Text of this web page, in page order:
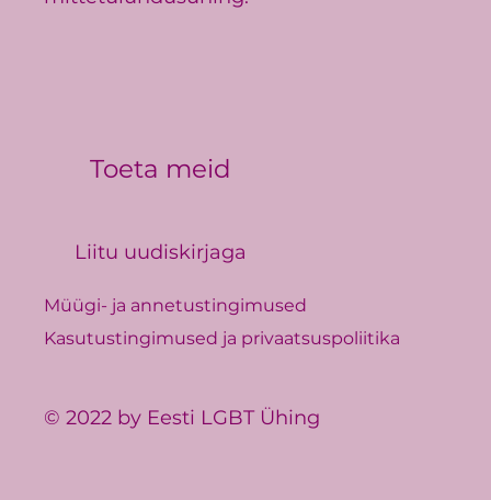
Toeta meid
Liitu uudiskirjaga
Müügi- ja annetustingimused
Kasutustingimused ja privaatsuspoliitika
© 2022 by Eesti LGBT Ühing